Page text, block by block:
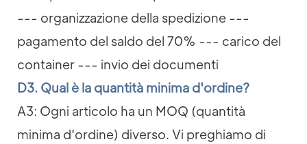
--- organizzazione della spedizione ---
pagamento del saldo del 70% --- carico del
container --- invio dei documenti
D3. Qual è la quantità minima d'ordine?
A3: Ogni articolo ha un MOQ (quantità
minima d'ordine) diverso. Vi preghiamo di